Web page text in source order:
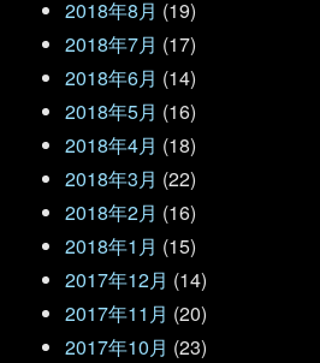
2018年8月 (19)
2018年7月 (17)
2018年6月 (14)
2018年5月 (16)
2018年4月 (18)
2018年3月 (22)
2018年2月 (16)
2018年1月 (15)
2017年12月 (14)
2017年11月 (20)
2017年10月 (23)